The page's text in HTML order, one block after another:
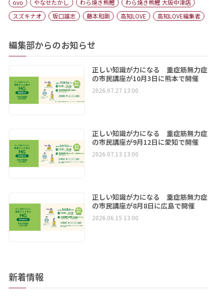
ovo やなせたかし わら焼き熊鰹
わら焼き熊鰹 大阪中津店
スズキナオ
坂口雄志 藤本和剛 高知LOVE 高知LOVE編集者
編集部からのお知らせ
正しい知識が力になる 重症筋無力症
の市民講座が10月3日に熊本で開催
2026.07.27 13:00
正しい知識が力になる 重症筋無力症
の市民講座が9月12日に愛知で開催
2026.07.13 13:00
正しい知識が力になる 重症筋無力症
の市民講座が8月8日に広島で開催
2026.06.15 13:00
新着情報